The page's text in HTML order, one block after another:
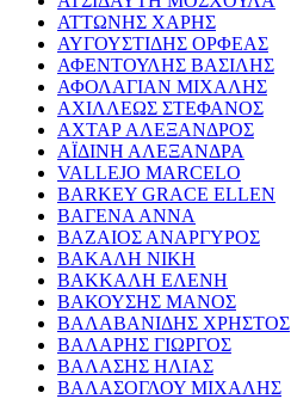
ΑΤΤΩΝΗΣ ΧΑΡΗΣ
ΑΥΓΟΥΣΤΙΔΗΣ ΟΡΦΕΑΣ
ΑΦΕΝΤΟΥΛΗΣ ΒΑΣΙΛΗΣ
ΑΦΟΛΑΓΙΑΝ ΜΙΧΑΛΗΣ
ΑΧΙΛΛΕΩΣ ΣΤΕΦΑΝΟΣ
ΑΧΤΑΡ ΑΛΕΞΑΝΔΡΟΣ
ΑΪΔΙΝΗ ΑΛΕΞΑΝΔΡΑ
VALLEJO MARCELO
BARKEY GRACE ELLEN
ΒΑΓΕΝΑ ΑΝΝΑ
ΒΑΖΑΙΟΣ ΑΝΑΡΓΥΡΟΣ
ΒΑΚΑΛΗ ΝΙΚΗ
ΒΑΚΚΑΛΗ ΕΛΕΝΗ
ΒΑΚΟΥΣΗΣ ΜΑΝΟΣ
ΒΑΛΑΒΑΝΙΔΗΣ ΧΡΗΣΤΟΣ
ΒΑΛΑΡΗΣ ΓΙΩΡΓΟΣ
ΒΑΛΑΣΗΣ ΗΛΙΑΣ
ΒΑΛΑΣΟΓΛΟΥ ΜΙΧΑΛΗΣ